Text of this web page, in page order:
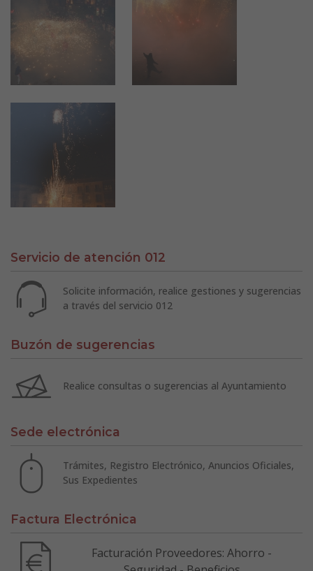
Servicio de atención 012
Solicite información, realice gestiones y sugerencias
a través del servicio 012
Buzón de sugerencias
Realice consultas o sugerencias al Ayuntamiento
Sede electrónica
Trámites, Registro Electrónico, Anuncios Oficiales,
Sus Expedientes
Factura Electrónica
Facturación Proveedores: Ahorro -